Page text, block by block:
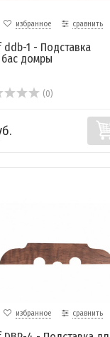
избранное сравнить
ddb-1 - Подставка
домры
(0)
избранное сравнить